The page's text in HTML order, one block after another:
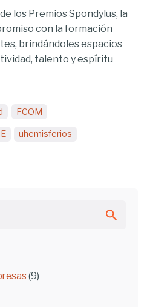
(9)
los Premios Spondylus, la
con la formación
brindándoles espacios
talento y espíritu
FCOM
uhemisferios